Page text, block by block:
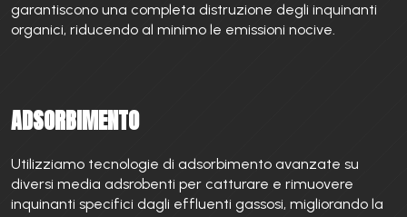
garantiscono una completa distruzione degli inquinanti
organici, riducendo al minimo le emissioni nocive.
ADSORBIMENTO
Utilizziamo tecnologie di adsorbimento avanzate su
diversi media adsrobenti per catturare e rimuovere
inquinanti specifici dagli effluenti gassosi, migliorando la